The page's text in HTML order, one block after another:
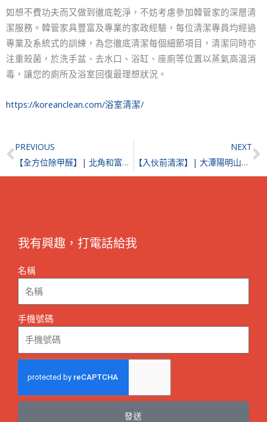
如想不費功夫而又做到徹底乾淨，不妨考慮參加韓管家的深層清
潔服務。韓管家具豐富及專業的家政經驗，每位清潔專員均經過
專業及系統式的訓練，為您徹底清潔每個細節項目，清潔同時亦
注重殺菌，於洗手盆、去水口、浴缸、座廁等位置以蒸氣高溫消
毒，讓您的廁所及浴室回復最理想狀況。
https://koreanclean.com/浴室清潔/
Prev
PREVIOUS
【全方位除甲醛】| 北角和富中心
NEXT
【入伙前清潔】| 大潭陽明山莊 | 大潭裝修後清潔
我有興趣，打電話給我
名稱
手機號碼
發送